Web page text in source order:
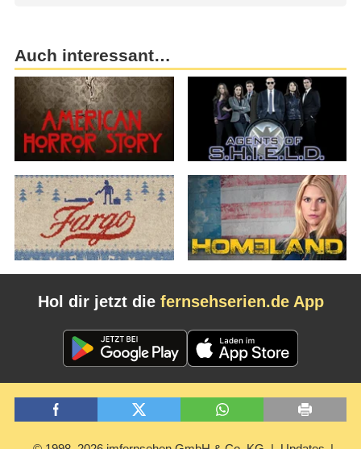
Auch interessant…
Hol dir jetzt die fernsehserien.de App